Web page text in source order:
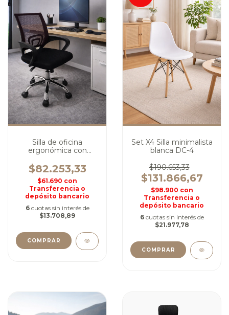
Silla de oficina
ergonómica con
$82.253,33
$61.690 con
Transferencia o
depósito bancario
6 cuotas sin interés de
$13.708,89
Set X4 Silla minimalista
blanca DC-4
$190.653,33
$131.866,67
$98.900 con
Transferencia o
depósito bancario
6 cuotas sin interés de
$21.977,78
COMPRAR